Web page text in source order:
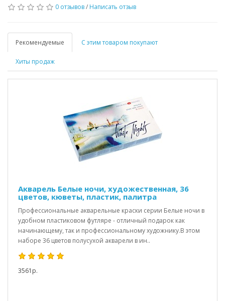
0 отзывов/ Написать отзыв
Рекомендуемые С этим товаром покупают
Хиты продаж
Акварель Белые ночи, художественная, 36
цветов, кюветы, пластик, палитра
Профессиональные акварельные краски серии Белые ночи в
удобном пластиковом футляре - отличный подарок как
начинающему, так и профессиональному художнику.В этом
наборе 36 цветов полусухой акварели в ин..
3561р.